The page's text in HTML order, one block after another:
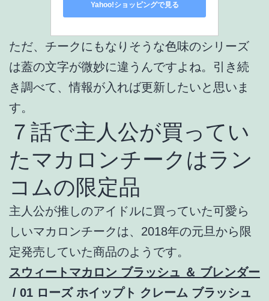
Yahoo!ショッピングで見る
ただ、チークにもなりそうな色味のシリーズ
は蓋の文字が微妙に違うんですよね。引き続
き調べて、情報が入れば更新したいと思いま
す。
７話で主人公が買ってい
たマカロンチークはラン
コムの限定品
主人公が推しのアイドルに買っていた可愛ら
しいマカロンチークは、2018年の元旦から限
定発売していた商品のようです。
スウィートマカロン ブラッシュ ＆ ブレンダー
/ 01 ローズ ホイップト クレーム ブラッシュ